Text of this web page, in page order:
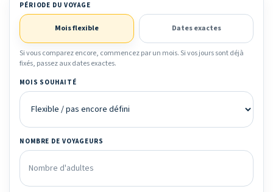
PÉRIODE DU VOYAGE
Mois flexible Dates exactes
Si vous comparez encore, commencez par un mois. Si vos jours sont déjà
fixés, passez aux dates exactes.
MOIS SOUHAITÉ
NOMBRE DE VOYAGEURS